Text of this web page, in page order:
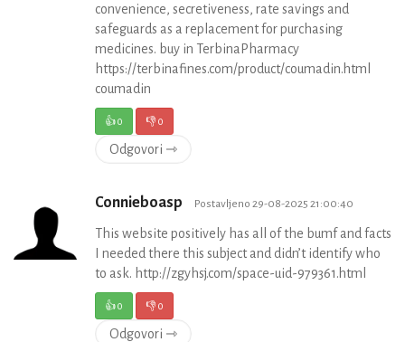
convenience, secretiveness, rate savings and
safeguards as a replacement for purchasing
medicines. buy in TerbinaPharmacy
https://terbinafines.com/product/coumadin.html
coumadin
👍0 👎0
Odgovori ⇾
Connieboasp Postavljeno 29-08-2025 21:00:40
This website positively has all of the bumf and facts
I needed there this subject and didn’t identify who
to ask. http://zgyhsj.com/space-uid-979361.html
👍0 👎0
Odgovori ⇾